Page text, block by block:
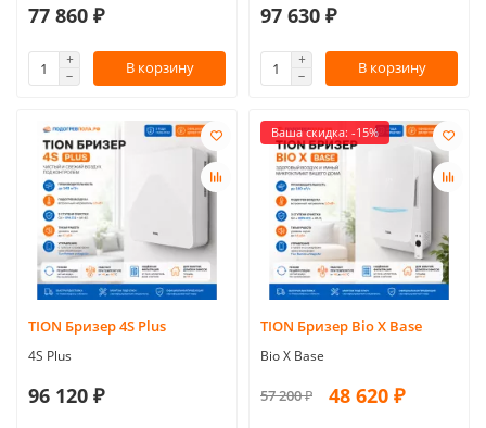
77 860 ₽
В корзину
97 630 ₽
В корзину
TION Бризер 4S Plus
4S Plus
96 120 ₽
Ваша скидка: -15%
TION Бризер Bio X Base
Bio X Base
57 200 ₽ 48 620 ₽